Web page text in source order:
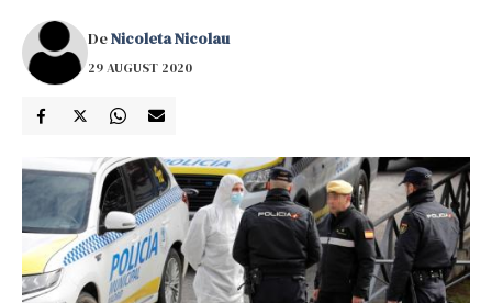
DeNicoleta Nicolau
29 AUGUST 2020